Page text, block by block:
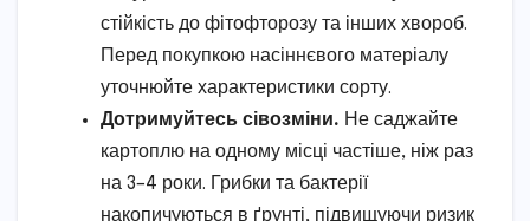
стійкість до фітофторозу та інших хвороб.
Перед покупкою насіннєвого матеріалу
уточнюйте характеристики сорту.
Дотримуйтесь сівозміни. Не саджайте
картоплю на одному місці частіше, ніж раз
на 3–4 роки. Грибки та бактерії
накопичуються в ґрунті, підвищуючи ризик